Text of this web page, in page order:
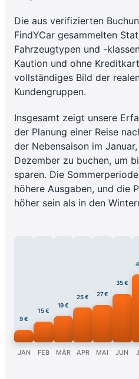
Die aus verifizierten
FindYCar gesammelten
Fahrzeugtypen und -
Kaution und ohne
vollständiges Bild der
Kundengruppen.
Insgesamt zeigt unsere
der Planung einer Reise
der Nebensaison im
Dezember zu buchen, um
sparen. Die
höhere Ausgaben, und die
höher sein als in den
9 €
JAN
15 €
FEB
19 €
MÄR
25 €
APR
27 €
MAI
35 €
JUN